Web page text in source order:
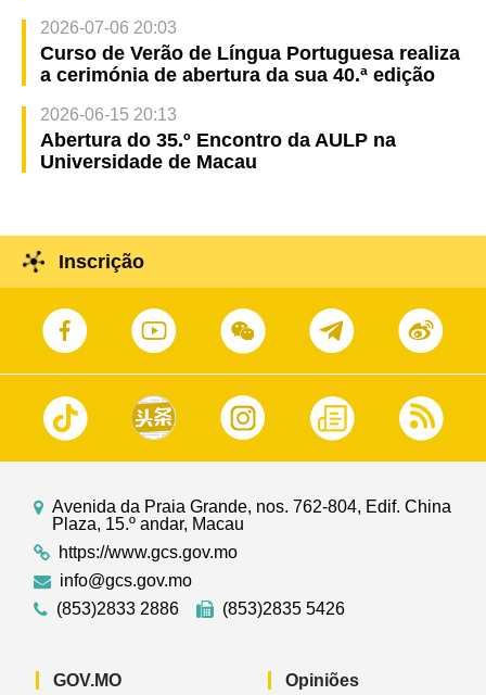
2026-07-06 20:03
Curso de Verão de Língua Portuguesa realiza
a cerimónia de abertura da sua 40.ª edição
2026-06-15 20:13
Abertura do 35.º Encontro da AULP na
Universidade de Macau
Inscrição
Avenida da Praia Grande, nos. 762-804, Edif. China
Plaza, 15.º andar, Macau
https://www.gcs.gov.mo
info@gcs.gov.mo
(853)2833 2886
(853)2835 5426
GOV.MO Opiniões